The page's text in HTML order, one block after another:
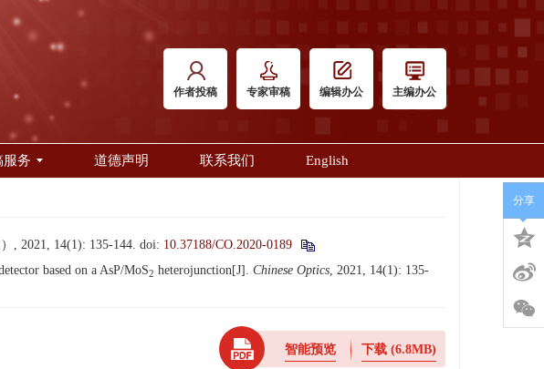
作者投稿 专家审稿 编辑办公 主编办公
服务 道德声明 联系我们 English
, 2021, 14(1): 135-144. doi: 10.37188/CO.2020-0189
based on a AsP/MoS2 heterojunction[J]. Chinese Optics, 2021, 14(1): 135-
智能预览 下载 (6.8MB)
分享